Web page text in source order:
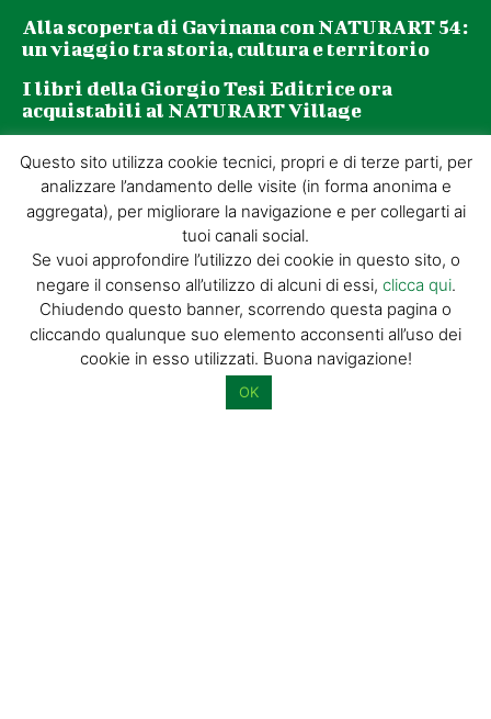
Alla scoperta di Gavinana con NATURART 54:
un viaggio tra storia, cultura e territorio
I libri della Giorgio Tesi Editrice ora
acquistabili al NATURART Village
Newsletter
La tua email (richiesto)
Acconsento al trattamento dei miei dati personali per l’invio di
materiale informativo e promozionale tramite il servizio di
newsletter
Dimostra di essere umano selezionando
Questo sito utilizza cookie tecnici, propri e di terze parti, per
analizzare l’andamento delle visite (in forma anonima e
aggregata), per migliorare la navigazione e per collegarti ai
tuoi canali social.
Se vuoi approfondire l’utilizzo dei cookie in questo sito, o
negare il consenso all’utilizzo di alcuni di essi, clicca qui.
Chiudendo questo banner, scorrendo questa pagina o
cliccando qualunque suo elemento acconsenti all’uso dei
cookie in esso utilizzati. Buona navigazione!
OK